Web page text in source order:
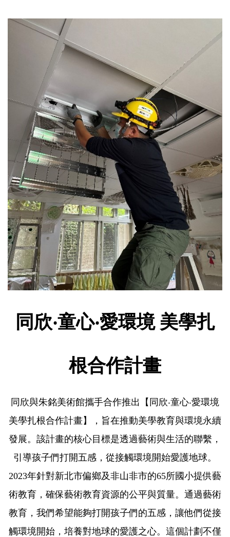
同欣‧童心‧愛環境 美學扎
根合作計畫
同欣與朱銘美術館攜手合作推出【同欣‧童心‧愛環境
美學扎根合作計畫】，旨在推動美學教育與環境永續
發展。該計畫的核心目標是透過藝術與生活的聯繫，
引導孩子們打開五感，從接觸環境開始愛護地球。
2023年針對新北市偏鄉及非山非市的65所國小提供藝
術教育，確保藝術教育資源的公平與質量。通過藝術
教育，我們希望能夠打開孩子們的五感，讓他們從接
觸環境開始，培養對地球的愛護之心。這個計劃不僅